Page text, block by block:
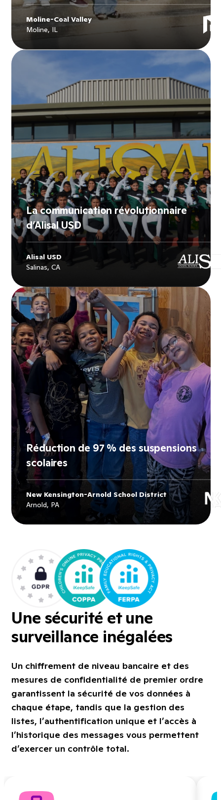
Moline-Coal Valley
Moline, IL
Explore
La communication révolutionnaire
d’Alisal USD
Alisal USD
Salinas, CA
Explore
Réduction de 97 % des suspensions
scolaires
New Kensington-Arnold School District
Arnold, PA
ExploreNew Kensington-Arnold
School District
Une sécurité et une
surveillance inégalées
Un chiffrement de niveau bancaire et des
mesures de confidentialité de premier ordre
garantissent la sécurité de vos données à
chaque étape, tandis que la gestion des
listes, l’authentification unique et l’accès à
l’historique des messages vous permettent
d’exercer un contrôle total.